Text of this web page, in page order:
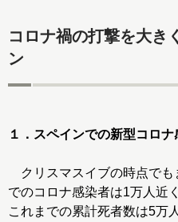
コロナ禍の打撃を大き
ン
１．スペインでの新型コロナ
クリスマスイブの時点でも
でのコロナ感染者は1万人近
これまでの累計死者数は5万